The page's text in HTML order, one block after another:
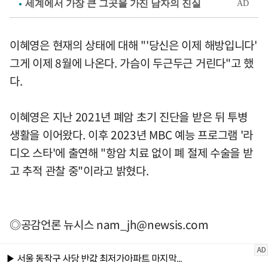
이혜영은 현재의 상태에 대해 "'당신은 이제 해방입니다'
그게 이제 8월에 나온다. 가슴이 두근두근 거린다"고 했
다.
이혜영은 지난 2021년 폐암 초기 진단을 받은 뒤 투병
생활을 이어왔다. 이후 2023년 MBC 예능 프로그램 '라
디오 스타'에 출연해 "항암 치료 없이 폐 절제 수술을 받
고 추적 관찰 중"이라고 밝혔다.
◎공감언론 뉴시스nam_jh@newsis.com